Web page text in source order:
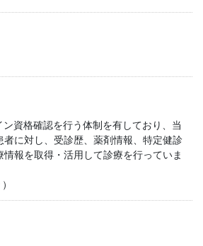
資格確認を行う体制を有しており、当
者に対し、受診歴、薬剤情報、特定健診
報を取得・活用して診療を行っていま